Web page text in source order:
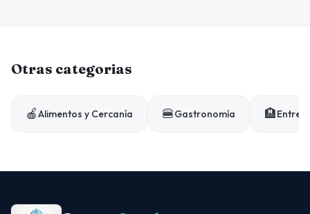
Otras categorias
🍎Alimentos y Cercanía 🍔Gastronomía 🏨